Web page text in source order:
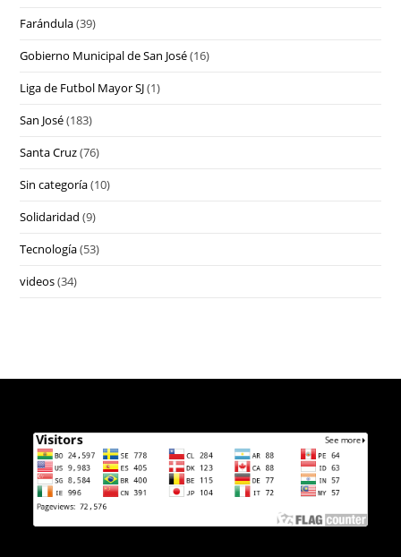
Farándula(39)
Gobierno Municipal de San José(16)
Liga de Futbol Mayor SJ(1)
San José(183)
Santa Cruz(76)
Sin categoría(10)
Solidaridad (9)
Tecnología(53)
videos(34)